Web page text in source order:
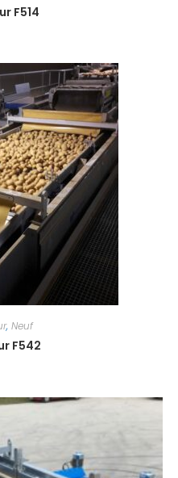
F514
, Neuf
F542